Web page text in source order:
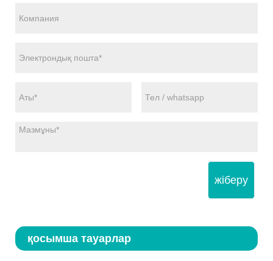
жіберу
қосымша тауарлар